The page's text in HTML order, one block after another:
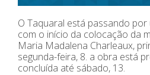
O Taquaral está passando
com o início da colocação da
Maria Madalena Charleaux,
segunda-feira, 8. a obra está
concluída até sábado, 13.